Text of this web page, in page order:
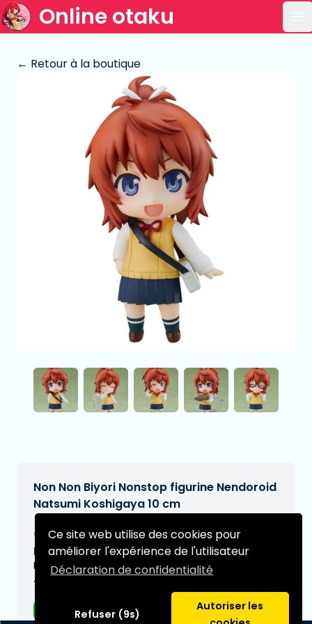
Ce site web utilise des cookies pour
améliorer l'expérience de l'utilisateur
Déclaration de confidentialité
Refuser (9s)
Autoriser les
Online otaku
← Retour à la boutique
Non Non Biyori Nonstop figurine Nendoroid
Natsumi Koshigaya 10 cm
€52,95 [Sous réserve de modifications]
Date de livraison prévue:
N/A
Type:
Figurines d'anime